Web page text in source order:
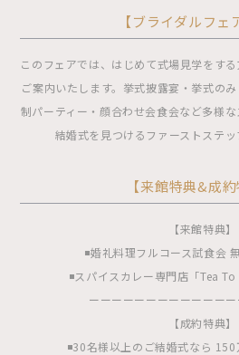
【ブライダルフェ
このフェアでは、はじめて式場見学をす
ご案内いたします。挙式披露宴・挙式の
制パーティー・顔合わせ会食会など多様
結婚式を見つけるファーストステッ
【来館特典&成約
【来館特典】
◾️婚礼料理フルコース試食会
◾️スパイスカレー専門店「Tea
ーーーーーーーーーーーー
【成約特典】
◾️30名様以上のご結婚式なら